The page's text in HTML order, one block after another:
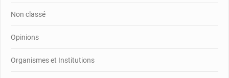
Non classé
Opinions
Organismes et Institutions